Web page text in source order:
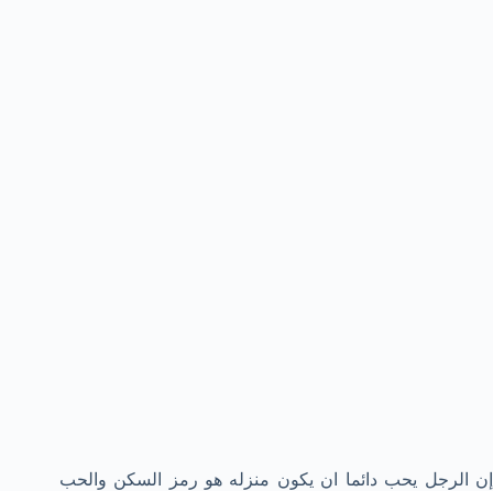
إن الرجل يحب دائما ان يكون منزله هو رمز السكن والحب